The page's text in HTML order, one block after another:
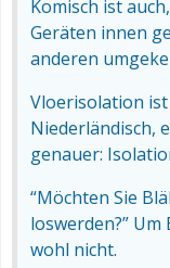
Komisch ist
Geräten innen
anderen
Vloerisolation
Niederländisch,
genauer:
“Möchten Sie
loswerden?”
wohl nicht.